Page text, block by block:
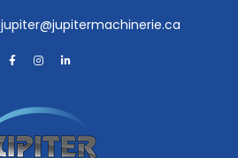
jupiter@jupitermachinerie.ca
FacebookInstagramLinkedIn